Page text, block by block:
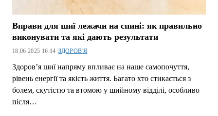
Вправи для шиї лежачи на спині: як правильно
виконувати та які дають результати
18.06.2025 16:14 |ЗДОРОВ'Я
Здоров’я шиї напряму впливає на наше самопочуття,
рівень енергії та якість життя. Багато хто стикається з
болем, скутістю та втомою у шийному відділі, особливо
після…